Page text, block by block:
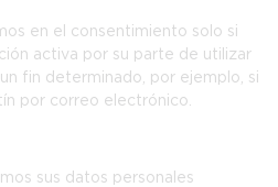
en el consentimiento solo si
activa por su parte de utilizar
fin determinado, por ejemplo, si
por correo electrónico.
sus datos personales